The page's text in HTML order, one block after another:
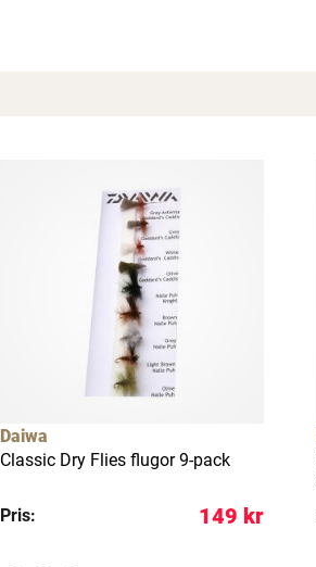
Daiwa
Classic Dry Flies flugor 9-pack
Pris: 149 kr